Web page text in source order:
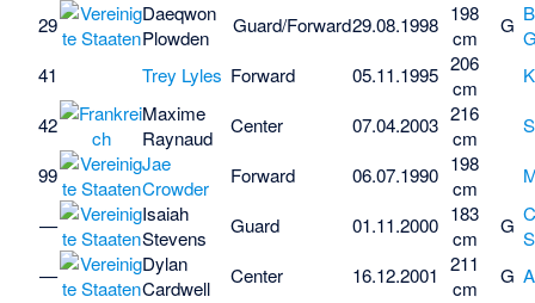
29
Daeqwon
Plowden
Guard/Forward29.08.1998 198
cm
G
41
Trey Lyles Forward 05.11.1995 206
cm
42
Maxime
Raynaud
Center 07.04.2003 216
cm
99
Jae
Crowder
Forward 06.07.1990 198
cm
—
Isaiah
Stevens
Guard 01.11.2000 183
cm
G
—
Dylan
Cardwell
Center 16.12.2001 211
cm
G